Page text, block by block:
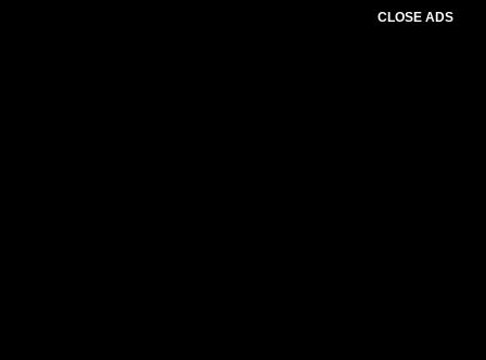
CLOSE ADS